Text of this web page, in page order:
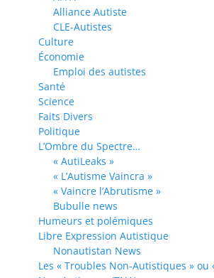
Alliance Autiste
CLE-Autistes
Culture
Économie
Emploi des autistes
Santé
Science
Faits Divers
Politique
L’Ombre du Spectre…
« AutiLeaks »
« L’Autisme Vaincra »
« Vaincre l’Abrutisme »
Bubulle news
Humeurs et polémiques
Libre Expression Autistique
Nonautistan News
Les « Troubles Non-Autistiques » ou